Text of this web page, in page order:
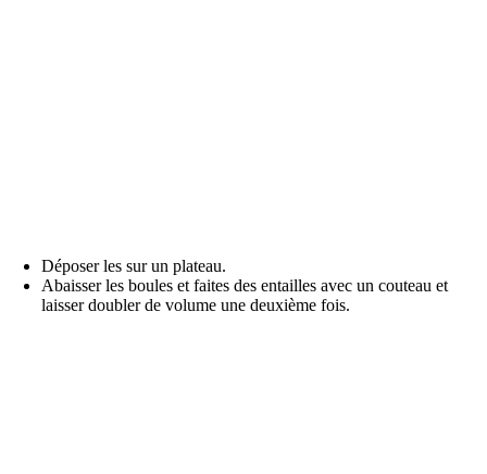
Déposer les sur un plateau.
Abaisser les boules et faites des entailles avec un couteau et
laisser doubler de volume une deuxième fois.